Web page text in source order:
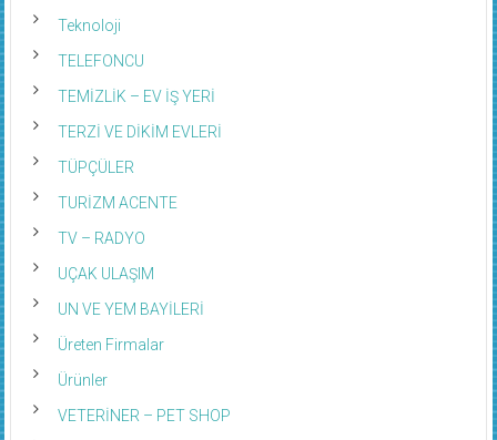
Teknoloji
TELEFONCU
TEMİZLİK – EV İŞ YERİ
TERZİ VE DİKİM EVLERİ
TÜPÇÜLER
TURİZM ACENTE
TV – RADYO
UÇAK ULAŞIM
UN VE YEM BAYİLERİ
Üreten Firmalar
Ürünler
VETERİNER – PET SHOP